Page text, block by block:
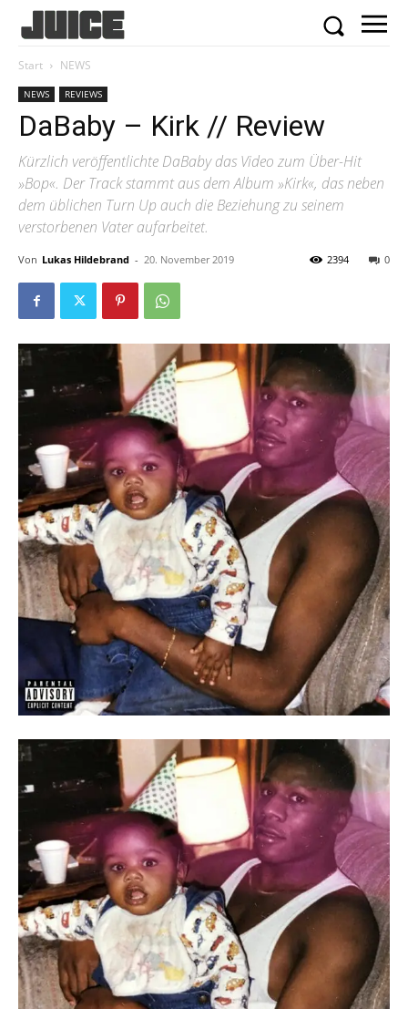
Start NEWS
NEWS REVIEWS
DaBaby – Kirk // Review
Kürzlich veröffentlichte DaBaby das Video zum Über-Hit
»Bop«. Der Track stammt aus dem Album »Kirk«, das neben
dem üblichen Turn Up auch die Beziehung zu seinem
verstorbenen Vater aufarbeitet.
Von Lukas Hildebrand - 20. November 2019 0
2394